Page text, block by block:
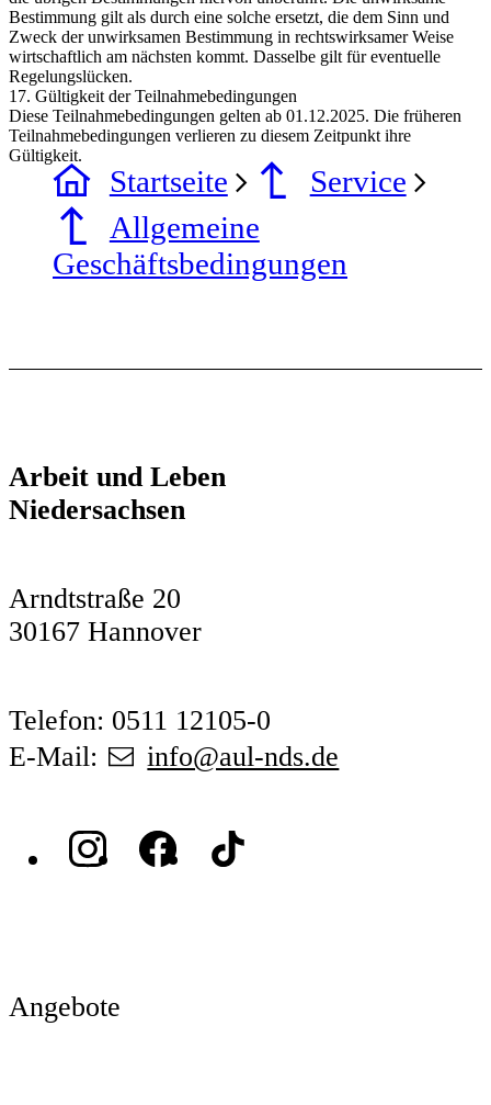
Bestimmung gilt als durch eine solche ersetzt, die dem Sinn und
Zweck der unwirksamen Bestimmung in rechtswirksamer Weise
wirtschaftlich am nächsten kommt. Dasselbe gilt für eventuelle
Regelungslücken.
17. Gültigkeit der Teilnahmebedingungen
Diese Teilnahmebedingungen gelten ab 01.12.2025. Die früheren
Teilnahmebedingungen verlieren zu diesem Zeitpunkt ihre
Gültigkeit.
Startseite
Service
Allgemeine
Geschäftsbedingungen
Arbeit und Leben
Niedersachsen
Arndtstraße 20
30167 Hannover
Telefon: 0511 12105-0
E-Mail:
info@aul-nds.de
Angebote